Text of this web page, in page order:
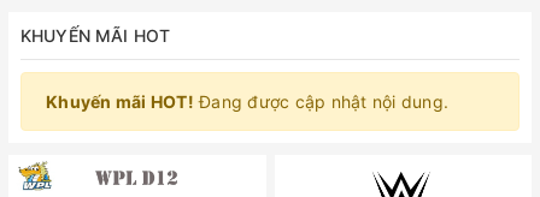
KHUYẾN MÃI HOT
Khuyến mãi HOT! Đang được cập nhật nội dung.